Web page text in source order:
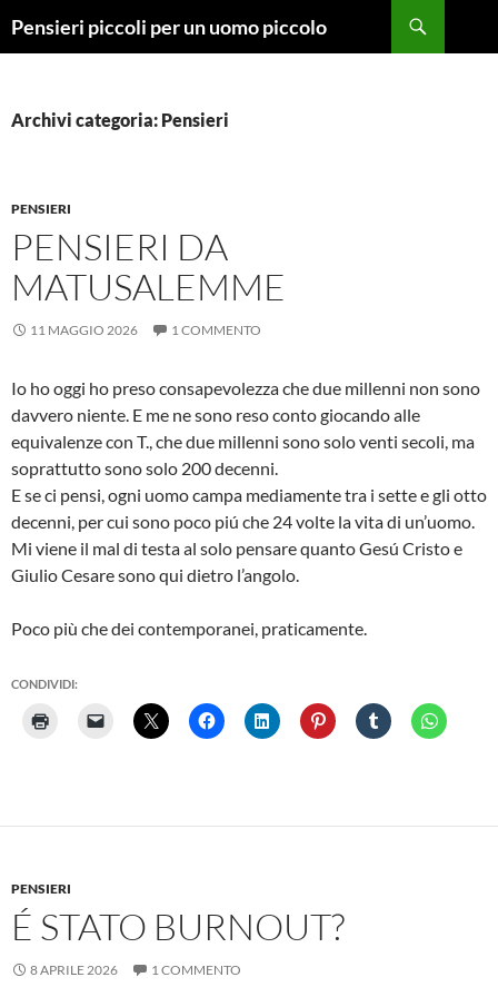
Pensieri piccoli per un uomo piccolo
Archivi categoria: Pensieri
PENSIERI
PENSIERI DA
MATUSALEMME
11 MAGGIO 2026 1 COMMENTO
Io ho oggi ho preso consapevolezza che due millenni non sono
davvero niente. E me ne sono reso conto giocando alle
equivalenze con T., che due millenni sono solo venti secoli, ma
soprattutto sono solo 200 decenni.
E se ci pensi, ogni uomo campa mediamente tra i sette e gli otto
decenni, per cui sono poco piú che 24 volte la vita di un’uomo.
Mi viene il mal di testa al solo pensare quanto Gesú Cristo e
Giulio Cesare sono qui dietro l’angolo.
Poco più che dei contemporanei, praticamente.
CONDIVIDI:
PENSIERI
É STATO BURNOUT?
8 APRILE 2026 1 COMMENTO